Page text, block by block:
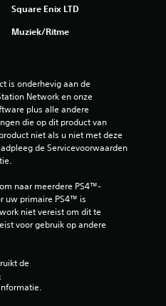
Square Enix LTD
Muziek/ritme
is onderhevig aan de
Network en onze
plus alle andere
die op dit product van
niet als u niet met deze
de Servicevoorwaarden
naar meerdere PS4™-
uw primaire PS4™ is
niet vereist om dit te
voor gebruik op andere
de